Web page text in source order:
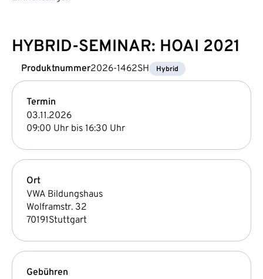
HYBRID-SEMINAR: HOAI 2021
Produktnummer2026-1462SH Hybrid
Termin
03.11.2026
09:00 Uhr bis 16:30 Uhr
Ort
VWA Bildungshaus
Wolframstr. 32
70191Stuttgart
Gebühren